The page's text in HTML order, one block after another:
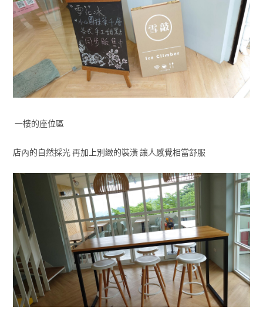
一樓的座位區
店內的自然採光 再加上別緻的裝潢 讓人感覺相當舒服